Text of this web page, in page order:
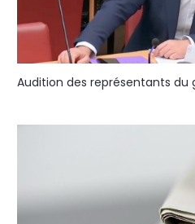
Audition des représentants du